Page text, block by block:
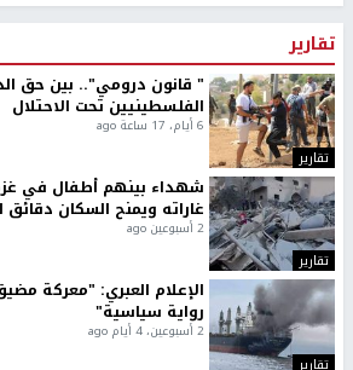
تقارير
تقارير
" قانون درومي".. بين حق
الفلسطينيين تحت الاحتلال
6 أيام، 17 ساعة ago
تقارير
شهداء بينهم أطفال في
غاراته ويمنح السكان دقائق
2 أسبوعين ago
تقارير
الإعلام العبري: "معركة
رواية سياسية"
2 أسبوعين، 4 أيام ago